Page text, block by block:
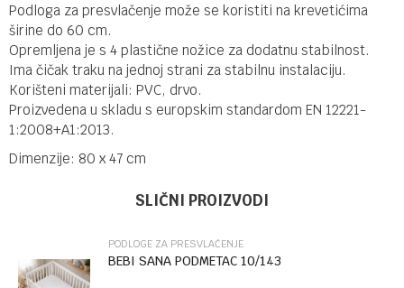
Podloga za presvlačenje može se koristiti na krevetićima
širine do 60 cm.
Opremljena je s 4 plastične nožice za dodatnu stabilnost.
Ima čičak traku na jednoj strani za stabilnu instalaciju.
Korišteni materijali: PVC, drvo.
Proizvedena u skladu s europskim standardom EN 12221-
1:2008+A1:2013.
Dimenzije: 80 x 47 cm
Podloge za presvlačenje
SLIČNI PROIZVODI
PODLOGE ZA PRESVLAČENJE
BEBI SANA PODMETAC 10/143